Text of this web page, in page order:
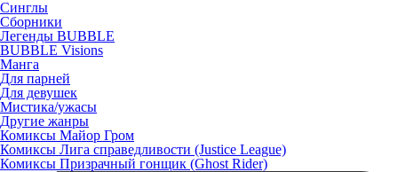
Синглы
Сборники
Легенды BUBBLE
BUBBLE Visions
Манга
Для парней
Для девушек
Мистика/ужасы
Другие жанры
Комиксы Майор Гром
Комиксы Лига справедливости (Justice League)
Комиксы Призрачный гонщик (Ghost Rider)